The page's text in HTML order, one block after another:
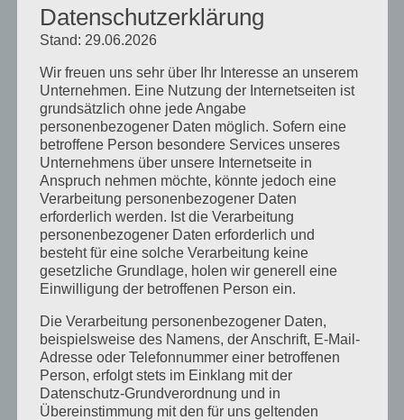
Neueste Beiträge
Mit einem kühlen Kopf lernt es sich
besser
Heilpraktiker für Psychotherapie –
Prüfung bis auf weiteres nach dem
ICD10
Landsberg
Schriftliche Prüfung vor dem
Amtsarzt für Heilpraktiker und
Heilpraktiker für Psychotherapie
Datenschutzerklärung
Stand: 29.06.2026
Wir freuen uns sehr über Ihr Interesse an unserem
Unternehmen. Eine Nutzung der Internetseiten ist
grundsätzlich ohne jede Angabe
personenbezogener Daten möglich. Sofern eine
betroffene Person besondere Services unseres
Unternehmens über unsere Internetseite in
Anspruch nehmen möchte, könnte jedoch eine
Verarbeitung personenbezogener Daten
erforderlich werden. Ist die Verarbeitung
personenbezogener Daten erforderlich und
besteht für eine solche Verarbeitung keine
gesetzliche Grundlage, holen wir generell eine
Einwilligung der betroffenen Person ein.
Die Verarbeitung personenbezogener Daten,
beispielsweise des Namens, der Anschrift, E-Mail-
Adresse oder Telefonnummer einer betroffenen
Person, erfolgt stets im Einklang mit der
Datenschutz-Grundverordnung und in
Übereinstimmung mit den für uns geltenden